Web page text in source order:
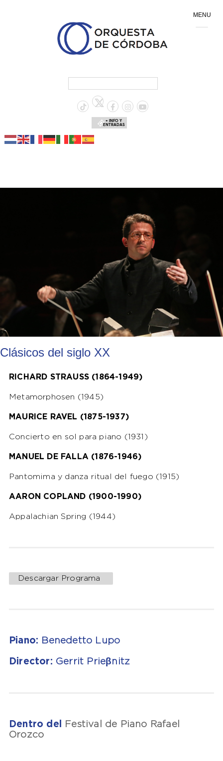
+ INFO Y
ENTRADAS
Clásicos del siglo XX
RICHARD STRAUSS (1864-1949)
Metamorphosen (1945)
MAURICE RAVEL (1875-1937)
Concierto en sol para piano (1931)
MANUEL DE FALLA (1876-1946)
Pantomima y danza ritual del fuego (1915)
AARON COPLAND (1900-1990)
Appalachian Spring (1944)
Descargar Programa
Piano: Benedetto Lupo
Director: Gerrit Prieβnitz
Dentro del
Festival de Piano Rafael
Orozco
MENU